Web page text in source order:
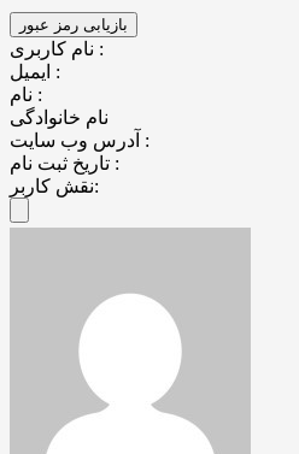
نام کاربری :
ایمیل :
نام :
نام خانوادگی
آدرس وب سایت :
تاریخ ثبت نام :
نقش کاربر: